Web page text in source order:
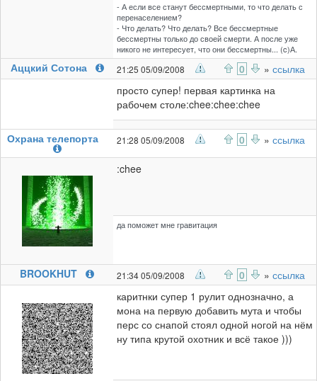
- А если все станут бессмертными, то что делать с
перенаселением?
- Что делать? Что делать? Все бессмертные
бессмертны только до своей смерти. А после уже
никого не интересует, что они бессмертны... (c)А.
Аццкий Сотона 21:25 05/09/2008 0 » ссылка
просто супер! первая картинка на
рабочем столе:chee:chee:chee
Охрана телепорта 21:28 05/09/2008 0 » ссылка
:chee
да поможет мне гравитация
BROOKHUT 21:34 05/09/2008 0 » ссылка
каритнки супер 1 рулит однозначно, а
мона на первую добавить мута и чтобы
перс со снапой стоял одной ногой на нём
ну типа крутой охотник и всё такое )))